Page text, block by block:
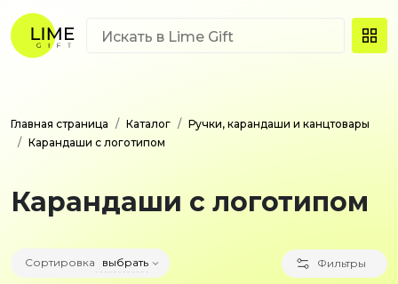
Главная страница Каталог
Ручки, карандаши и канцтовары
Карандаши с логотипом
Карандаши с логотипом
Сортировка выбрать Фильтры